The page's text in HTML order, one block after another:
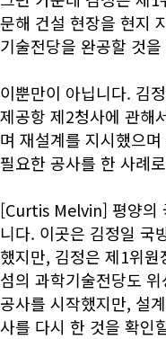
문해 건설 현장을 현지
기술전당을 완공할 것
이뿐만이 아닙니다. 김
제공항 제2청사에 관해
며 재설계를 지시했으
필요한 공사를 한 사례
[Curtis Melvin] 평양의
니다. 이곳은 김정일 국
했지만, 김정은 제1위
섬의 과학기술전당도
공사를 시작했지만, 설
사를 다시 한 것을 확인